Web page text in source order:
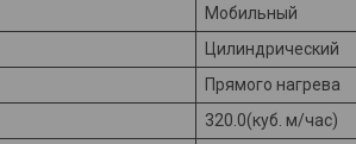
Мобильный
Цилиндрический
Прямого нагрева
320.0(куб. м/час)